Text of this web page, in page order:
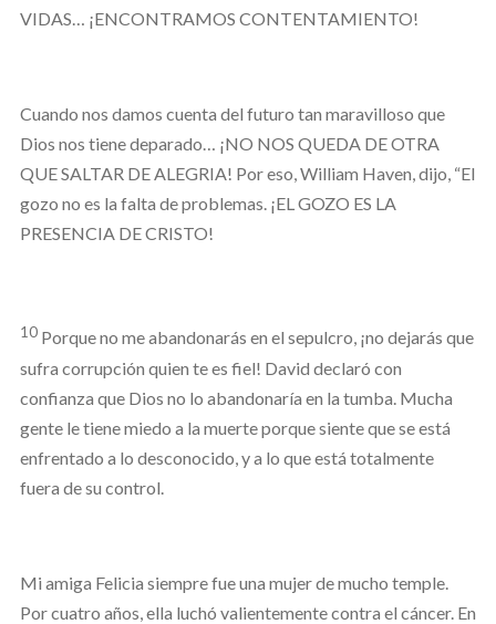
VIDAS… ¡ENCONTRAMOS CONTENTAMIENTO!
Cuando nos damos cuenta del futuro tan maravilloso que
Dios nos tiene deparado… ¡NO NOS QUEDA DE OTRA
QUE SALTAR DE ALEGRIA! Por eso, William Haven, dijo, “El
gozo no es la falta de problemas. ¡EL GOZO ES LA
PRESENCIA DE CRISTO!
10 Porque no me abandonarás en el sepulcro, ¡no dejarás que
sufra corrupción quien te es fiel! David declaró con
confianza que Dios no lo abandonaría en la tumba. Mucha
gente le tiene miedo a la muerte porque siente que se está
enfrentado a lo desconocido, y a lo que está totalmente
fuera de su control.
Mi amiga Felicia siempre fue una mujer de mucho temple.
Por cuatro años, ella luchó valientemente contra el cáncer. En